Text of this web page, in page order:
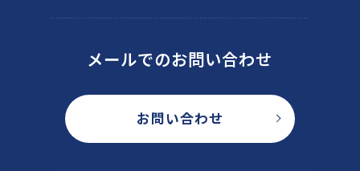
メールでのお問い合わせ
お問い合わせ